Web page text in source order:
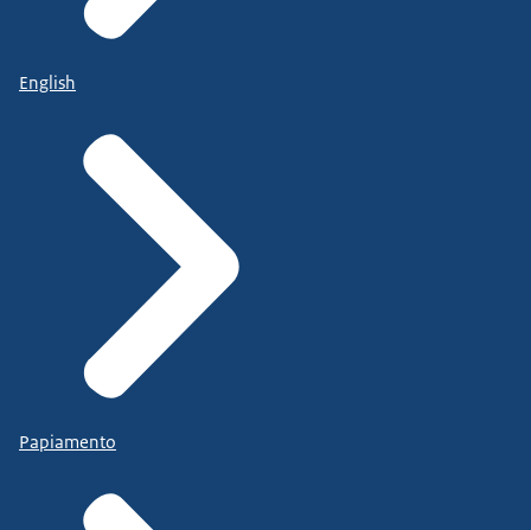
English
Papiamento